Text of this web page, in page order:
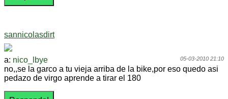
sannicolasdirt
05-03-2010 21:10
a: nico_lbye
no,,se la garco a tu vieja arriba de la bike,por eso quedo asi
pedazo de virgo aprende a tirar el 180